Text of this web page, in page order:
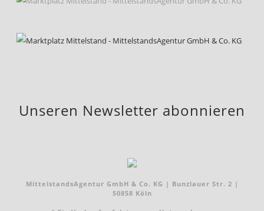
Unseren Newsletter abonnieren
MittelstandsAgentur GmbH & Co. KG | Bunzlauer Str. 2 |
50858 Köln